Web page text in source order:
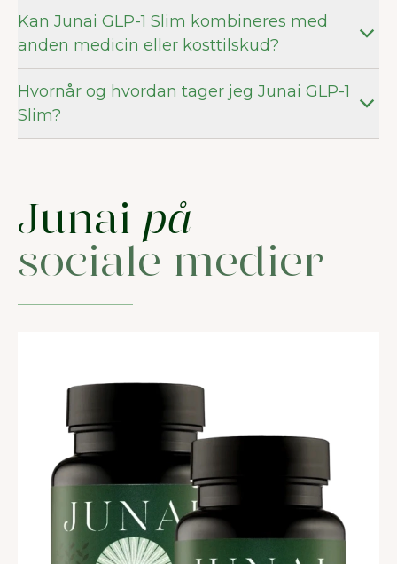
Kan Junai GLP-1 Slim kombineres med
anden medicin eller kosttilskud?
Hvornår og hvordan tager jeg Junai GLP-1
Slim?
Junai på
sociale medier